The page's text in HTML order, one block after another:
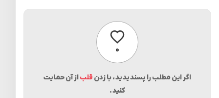
۰پسندیدن
اگر این مطلب را پسندیدید، با زدن قلباز آن حمایت
کنید.